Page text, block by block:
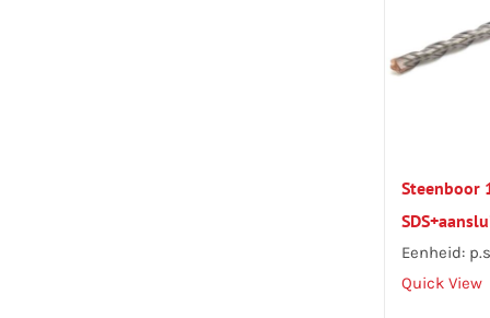
Steenboor
Eenheid:
Quick View